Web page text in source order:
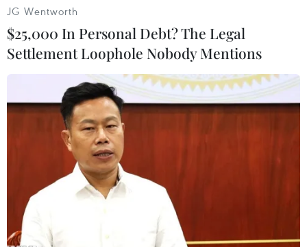
Đỉnh núi Huascarán. (Nguồn: diariocorreo.pe)
Ngày 20/8, Bộ Môi trường Peru thông báo một
nhóm thám hiểm khoa học quốc tế đã trích xuất
thành công tại đỉnh núi tuyết phủ cao nhất Peru
là Huascarán bốn mẫu vật “lõi băng” khổng lồ
JG Wentworth
$25,000 In Personal Debt? The Legal
Settlement Loophole Nobody Mentions